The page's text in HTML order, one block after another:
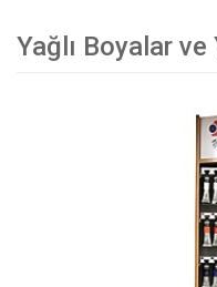
Yağlı Boyalar ve